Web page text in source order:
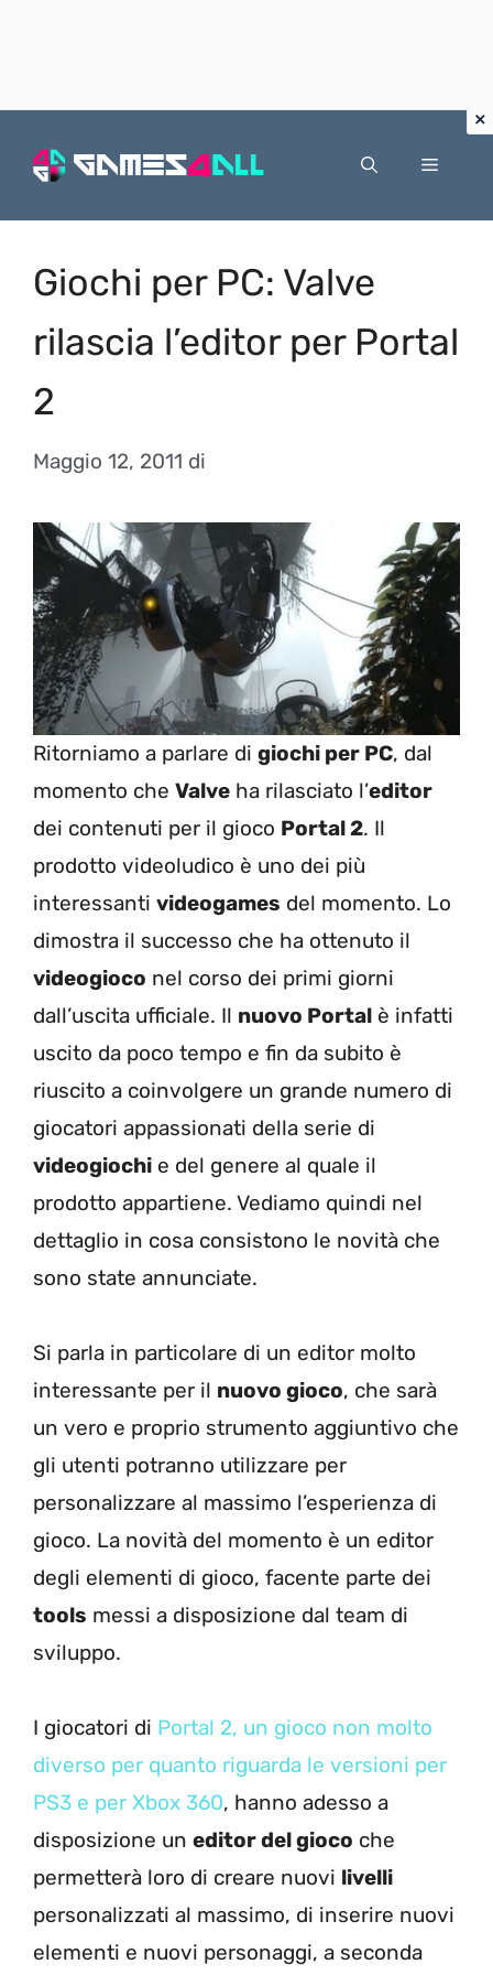
Menu
Giochi per PC: Valve
rilascia l’editor per Portal
2
Maggio 12, 2011 di
Ritorniamo a parlare di giochi per PC, dal
momento che Valve ha rilasciato l’editor
dei contenuti per il gioco Portal 2. Il
prodotto videoludico è uno dei più
interessanti videogames del momento. Lo
dimostra il successo che ha ottenuto il
videogioco nel corso dei primi giorni
dall’uscita ufficiale. Il nuovo Portal è infatti
uscito da poco tempo e fin da subito è
riuscito a coinvolgere un grande numero di
giocatori appassionati della serie di
videogiochi e del genere al quale il
prodotto appartiene. Vediamo quindi nel
dettaglio in cosa consistono le novità che
sono state annunciate.
Si parla in particolare di un editor molto
interessante per il nuovo gioco, che sarà
un vero e proprio strumento aggiuntivo che
gli utenti potranno utilizzare per
personalizzare al massimo l’esperienza di
gioco. La novità del momento è un editor
degli elementi di gioco, facente parte dei
tools messi a disposizione dal team di
sviluppo.
I giocatori di Portal 2, un gioco non molto
diverso per quanto riguarda le versioni per
PS3 e per Xbox 360, hanno adesso a
disposizione un editor del gioco che
permetterà loro di creare nuovi livelli
personalizzati al massimo, di inserire nuovi
elementi e nuovi personaggi, a seconda